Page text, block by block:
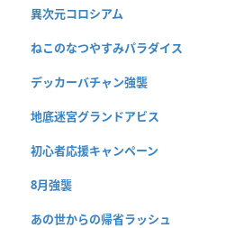
異次元コロシアム
ねこのなつやすみパラダイス
デッカーバチャン強襲
地底迷宮グランドアビス
初心者応援キャンペーン
8月強襲
あの世からの帰省ラッシュ